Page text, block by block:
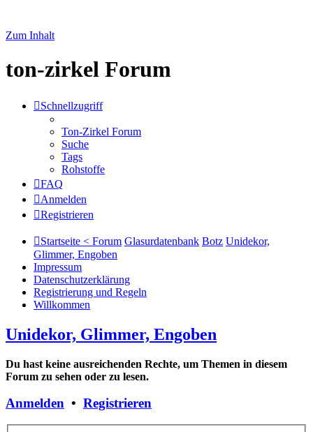
Zum Inhalt
ton-zirkel Forum
Schnellzugriff
Ton-Zirkel Forum
Suche
Tags
Rohstoffe
FAQ
Anmelden
Registrieren
Startseite < Forum Glasurdatenbank Botz Unidekor,
Glimmer, Engoben
Impressum
Datenschutzerklärung
Registrierung und Regeln
Willkommen
Unidekor, Glimmer, Engoben
Du hast keine ausreichenden Rechte, um Themen in diesem
Forum zu sehen oder zu lesen.
Anmelden • Registrieren